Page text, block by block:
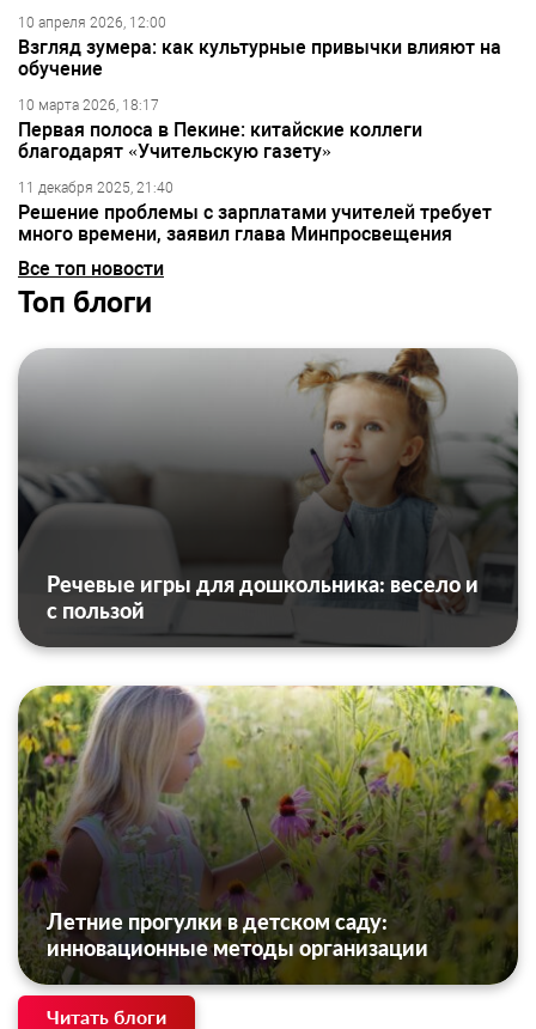
10 апреля 2026, 12:00
Взгляд зумера: как культурные привычки влияют на
обучение
10 марта 2026, 18:17
Первая полоса в Пекине: китайские коллеги
благодарят «Учительскую газету»
11 декабря 2025, 21:40
Решение проблемы с зарплатами учителей требует
много времени, заявил глава Минпросвещения
Все топ новости
Топ блоги
Речевые игры для дошкольника: весело и
с пользой
Летние прогулки в детском саду:
инновационные методы организации
Читать блоги